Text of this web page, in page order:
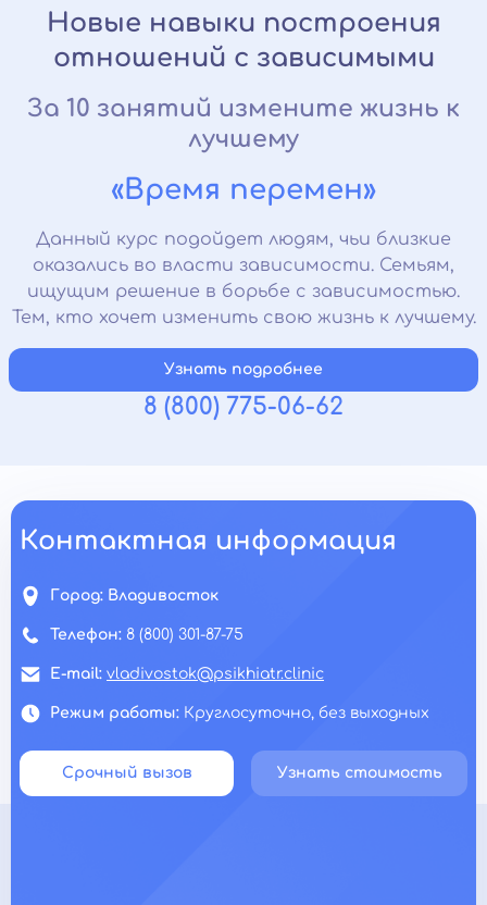
Новые навыки построения
отношений с зависимыми
За 10 занятий измените жизнь к
лучшему
«Время перемен»
Данный курс подойдет людям, чьи близкие
оказались во власти зависимости. Семьям,
ищущим решение в борьбе с зависимостью.
Тем, кто хочет изменить свою жизнь к лучшему.
Узнать подробнее
8 (800) 775-06-62
Контактная информация
Город: Владивосток
Телефон: 8 (800) 301-87-75
E-mail: vladivostok@psikhiatr.clinic
Режим работы: Круглосуточно, без выходных
Срочный вызов Узнать стоимость